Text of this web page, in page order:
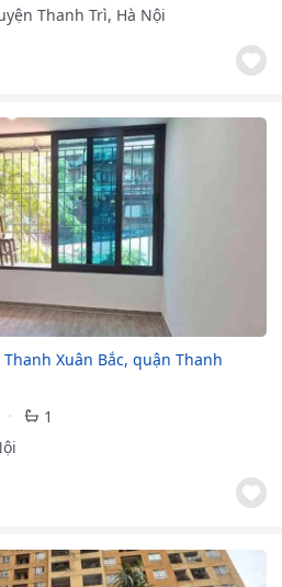
Thanh Trì, Hà Nội
Xuân Bắc, quận Thanh
1